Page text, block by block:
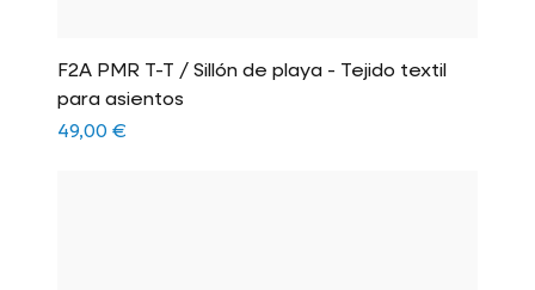
F2A PMR T-T / Sillón de playa - Tejido textil
para asientos
Precio
49,00 €